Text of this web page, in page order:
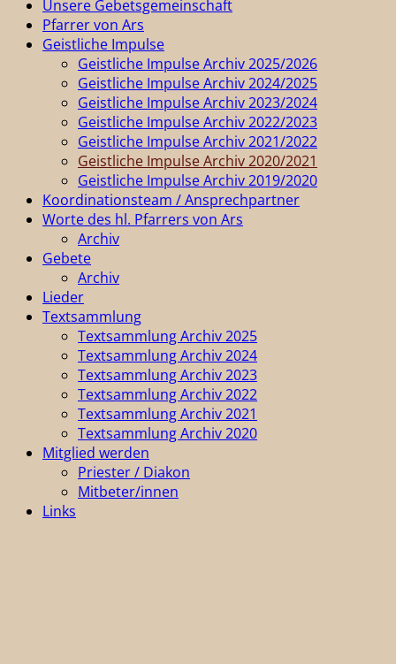
Unsere Gebetsgemeinschaft
Pfarrer von Ars
Geistliche Impulse
Geistliche Impulse Archiv 2025/2026
Geistliche Impulse Archiv 2024/2025
Geistliche Impulse Archiv 2023/2024
Geistliche Impulse Archiv 2022/2023
Geistliche Impulse Archiv 2021/2022
Geistliche Impulse Archiv 2020/2021
Geistliche Impulse Archiv 2019/2020
Koordinationsteam / Ansprechpartner
Worte des hl. Pfarrers von Ars
Archiv
Gebete
Archiv
Lieder
Textsammlung
Textsammlung Archiv 2025
Textsammlung Archiv 2024
Textsammlung Archiv 2023
Textsammlung Archiv 2022
Textsammlung Archiv 2021
Textsammlung Archiv 2020
Mitglied werden
Priester / Diakon
Mitbeter/innen
Links